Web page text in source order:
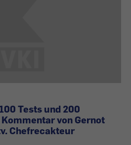
Tests und 200
von Gernot
Chefrecakteur